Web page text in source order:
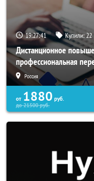
19:27:38 Купили:22
Дистанционное
профессиональная
Россия
от 1880 руб.
до21500руб.